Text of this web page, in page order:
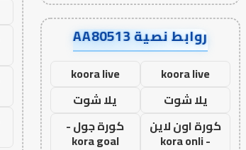
روابط نصية AA80513
koora live
koora live
يلا شوت
يلا شوت
كورة اون لاين
- kora onli
كورة جول -
kora goal